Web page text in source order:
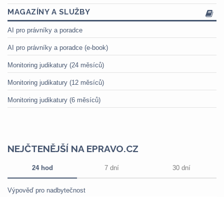
MAGAZÍNY A SLUŽBY
AI pro právníky a poradce
AI pro právníky a poradce (e-book)
Monitoring judikatury (24 měsíců)
Monitoring judikatury (12 měsíců)
Monitoring judikatury (6 měsíců)
NEJČTENĚJŠÍ NA EPRAVO.CZ
24 hod 7 dní 30 dní
Výpověď pro nadbytečnost